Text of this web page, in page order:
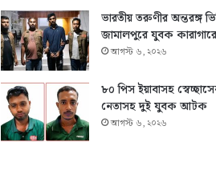
ভারতীয় তরুণীর অন্তরঙ্গ
জামালপুরে যুবক কারাগারে
আগস্ট ৬, ২০২৬
৮০ পিস ইয়াবাসহ
নেতাসহ দুই যুবক আটক
আগস্ট ৬, ২০২৬